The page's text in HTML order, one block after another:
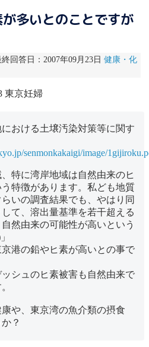
多いとのことですが
回答日：2007年09月23日 健康・化
東京妊婦
おける土壌汚染対策等に関す
senmonkakaigi/image/
特に湾岸地域は自然由来のヒ
特徴があります。私ども地質
いの調査結果でも、やはり同
て、溶出量基準を若干超える
然由来の可能性が高いという
港の鉛やヒ素が高いとの事で
シュのヒ素被害も自然由来で
や、東京湾の魚介類の摂食
？